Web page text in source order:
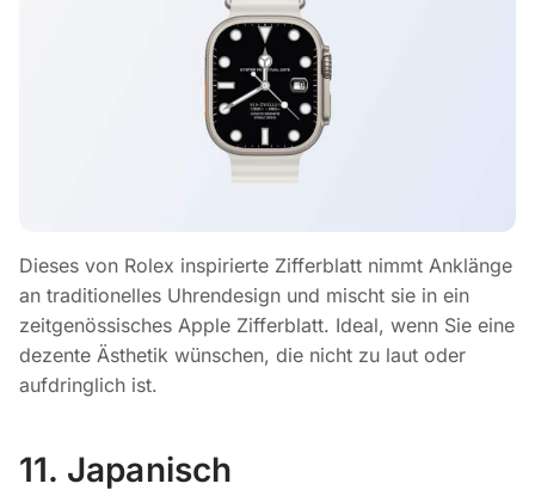
Dieses von Rolex inspirierte Zifferblatt nimmt Anklänge
an traditionelles Uhrendesign und mischt sie in ein
zeitgenössisches Apple Zifferblatt. Ideal, wenn Sie eine
dezente Ästhetik wünschen, die nicht zu laut oder
aufdringlich ist.
11. Japanisch